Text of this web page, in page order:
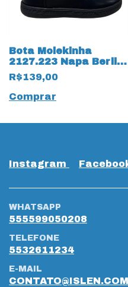
Bota Molekinha
2127.223 Napa Berlim
18294 Preto
R$139,00
Comprar
Instagram
WHATSAPP
555599050208
TELEFONE
5532611234
E-MAIL